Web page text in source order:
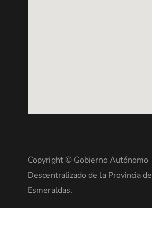
Copyright © Gobierno Autónomo
Descentralizado de la Provincia de
Esmeraldas.